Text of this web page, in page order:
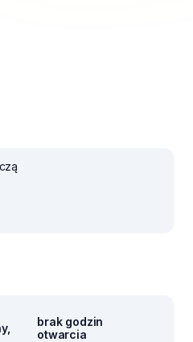
brak godzin
otwarcia